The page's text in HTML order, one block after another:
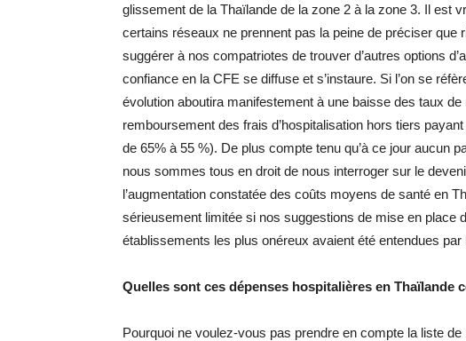
glissement de la Thaïlande de la zone 2 à la zone 3. Il est
certains réseaux ne prennent pas la peine de préciser que
suggérer à nos compatriotes de trouver d’autres options
confiance en la CFE se diffuse et s’instaure. Si l’on se
évolution aboutira manifestement à une baisse des taux
remboursement des frais d’hospitalisation hors tiers
de 65% à 55 %). De plus compte tenu qu’à ce jour aucun
nous sommes tous en droit de nous interroger sur le
l’augmentation constatée des coûts moyens de santé en
sérieusement limitée si nos suggestions de mise en place
établissements les plus onéreux avaient été entendues par
Quelles sont ces dépenses hospitalières en Thaïlande
Pourquoi ne voulez-vous pas prendre en compte la liste